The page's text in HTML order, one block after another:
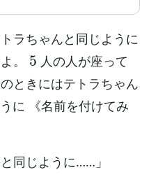
ラちゃんと同じように
。
5
人の人が座って
ときにはテトラちゃん
に 《名前を付けてみ
同じように……」